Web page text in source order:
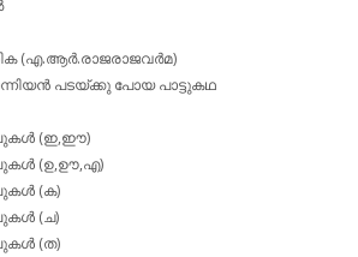
(എ.ആര്‍.രാജരാജവര്‍മ)
പടയ്‌ക്കു പോയ പാട്ടുകഥ
(ഇ,ഈ)
(ഉ,ഊ,എ)
(ക)
(ച)
(ത)